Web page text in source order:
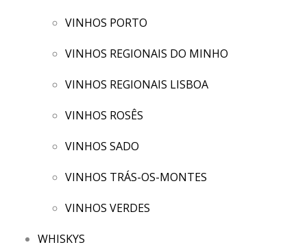
VINHOS PORTO
VINHOS REGIONAIS DO MINHO
VINHOS REGIONAIS LISBOA
VINHOS ROSÊS
VINHOS SADO
VINHOS TRÁS-OS-MONTES
VINHOS VERDES
WHISKYS